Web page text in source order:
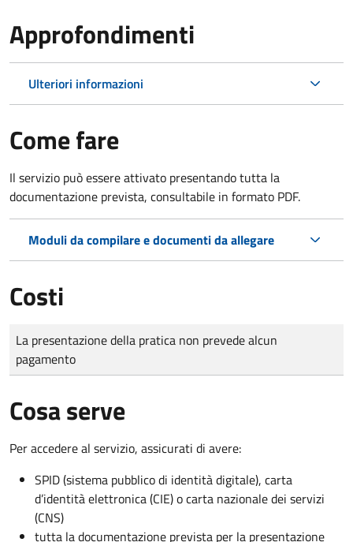
Approfondimenti
Ulteriori informazioni
Come fare
Il servizio può essere attivato presentando tutta la
documentazione prevista, consultabile in formato PDF.
Moduli da compilare e documenti da allegare
Costi
Tipo di pagamento
Importo
La presentazione della pratica non prevede alcun
pagamento
Cosa serve
Per accedere al servizio, assicurati di avere:
SPID (sistema pubblico di identità digitale), carta
d’identità elettronica (CIE) o carta nazionale dei servizi
(CNS)
tutta la documentazione prevista per la presentazione